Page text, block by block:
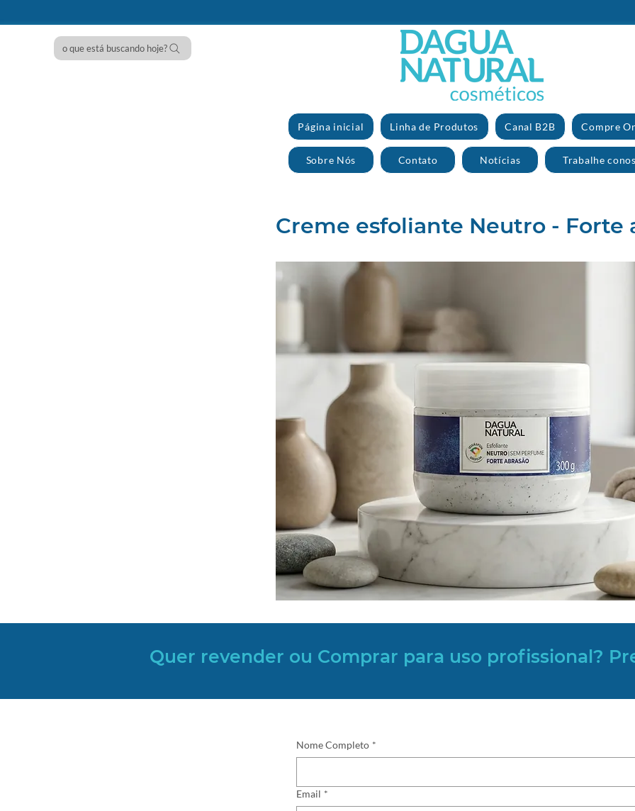
o que está buscando hoje?
Página inicial Linha de Produtos Canal B2B Compre
Sobre Nós Contato Notícias Trabalhe
Creme esfoliante Neutro - Forte
Quer revender ou Comprar para uso profissional?
Nome Completo *
Email *